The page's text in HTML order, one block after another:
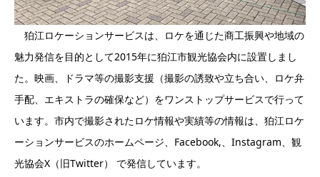
狛江ロケーションサービスは、ロケを通じた商工振興や地域の
魅力発信を目的として2015年に狛江市観光協会内に設置しまし
た。映画、ドラマ等の撮影支援（撮影の誘致や立ち合い、ロケ弁
手配、エキストラの確保など）をワンストップサービスで行って
います。市内で撮影されたロケ情報や実績等の情報は、狛江ロケ
ーションサービスのホームページ、Facebook,、Instagram、観
光協会X（旧Twitter） で発信しています。